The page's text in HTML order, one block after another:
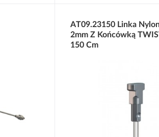
AT09.23150 Linka
2mm Z Końcówką
150 Cm